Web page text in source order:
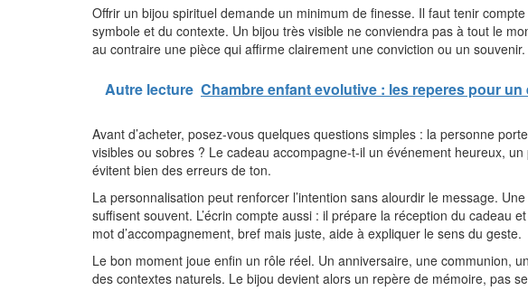
Offrir un bijou spirituel demande un minimum de finesse. Il faut tenir
symbole et du contexte. Un bijou très visible ne conviendra pas à tout le
au contraire une pièce qui affirme clairement une conviction ou un souvenir.
Autre lecture Chambre enfant evolutive : les reperes pour
Avant d’acheter, posez-vous quelques questions simples : la personne
visibles ou sobres ? Le cadeau accompagne-t-il un événement heureux,
évitent bien des erreurs de ton.
La personnalisation peut renforcer l’intention sans alourdir le message.
suffisent souvent. L’écrin compte aussi : il prépare la réception du cadeau
mot d’accompagnement, bref mais juste, aide à expliquer le sens du geste.
Le bon moment joue enfin un rôle réel. Un anniversaire, une communion,
des contextes naturels. Le bijou devient alors un repère de mémoire, pas